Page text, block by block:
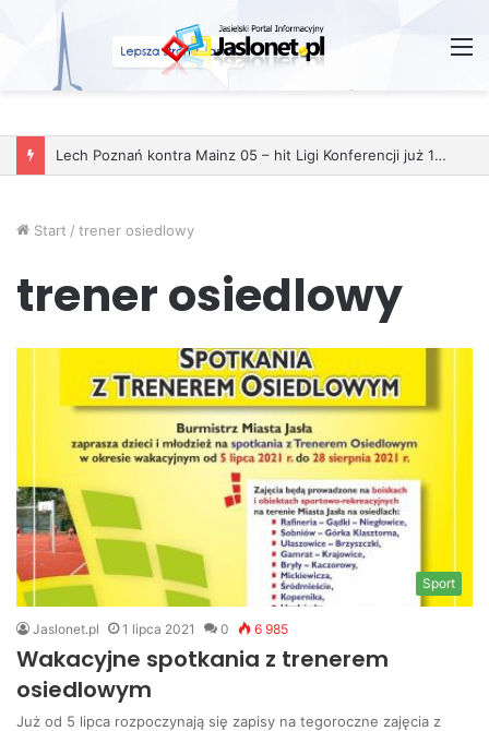
Lech Poznań kontra Mainz 05 – hit Ligi Konferencji już 11 grudnia
Start / trener osiedlowy
trener osiedlowy
Sport
Jaslonet.pl 1 lipca 2021 0 6 985
Wakacyjne spotkania z trenerem
osiedlowym
Już od 5 lipca rozpoczynają się zapisy na tegoroczne zajęcia z